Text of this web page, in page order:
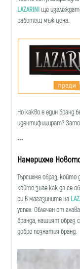
LAZARINI ще
работещ мъж цена.
Но какво е един бранд
идентифицират?
***
Намерихме
Търсихме образ, който
който знае как да се
си в магазините на
успех. Облечен от
бранда, нашият образ
добре познатия бранд.